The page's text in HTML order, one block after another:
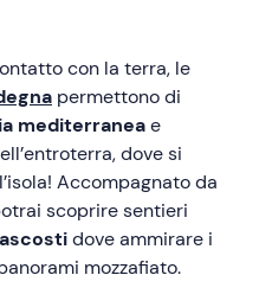
con la terra, le
permettono di
mediterraneae
dove si
Accompagnato da
scoprire sentieri
dove ammirare i
mozzafiato.